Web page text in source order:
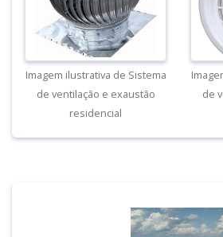
Imagem ilustrativa de Sistema
de ventilação e exaustão
residencial
de